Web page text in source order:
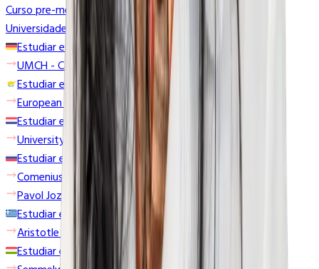
Curso pre-médico
Universidades
Estudiar en Alemania
UMCH - Campus de Hamburgo
Estudiar en Chipre
European University Cyprus
Estudiar en Croacia
University of Zagreb
Estudiar en Eslovaquia
Comenius University Bratislava
Pavol Jozef Šafárik University
Estudiar en Grecia
Aristotle University School of Medicine
Estudiar en Hungría